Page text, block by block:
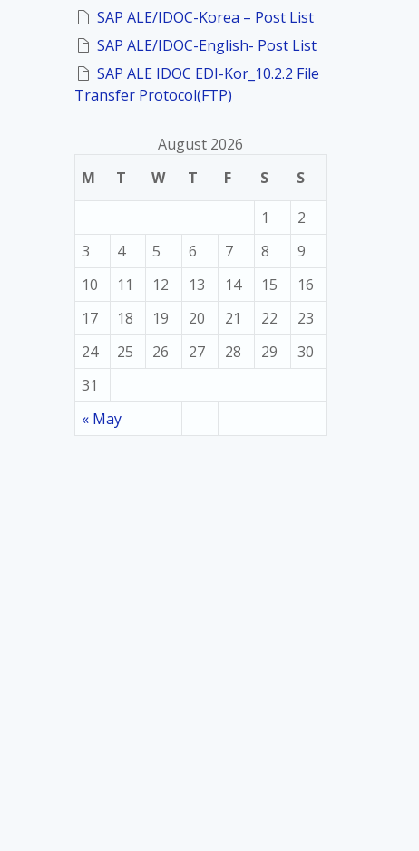
SAP ALE/IDOC-Korea – Post List
SAP ALE/IDOC-English- Post List
SAP ALE IDOC EDI-Kor_10.2.2 File
Transfer Protocol(FTP)
August 2026
M
T W T F S S
« May
1
2
3
4 5 6 7 8
9
10
11 12 13 14 15
16
17
18 19 20 21 22
23
24
25 26 27 28 29
30
31